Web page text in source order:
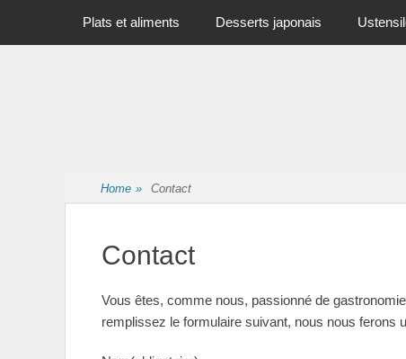
Primary Menu
Plats et aliments Desserts japonais
Home » Contact
Contact
Vous êtes, comme nous, passionné de
remplissez le formulaire suivant, nous nous ferons